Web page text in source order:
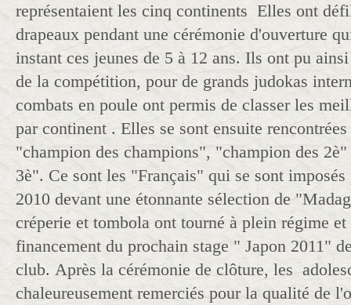
représentaient les cinq continents Elles ont
drapeaux pendant une cérémonie d'ouverture
instant ces jeunes de 5 à 12 ans. Ils ont pu
de la compétition, pour de grands judokas
combats en poule ont permis de classer les
par continent . Elles se sont ensuite
"champion des champions", "champion des
3è". Ce sont les "Français" qui se sont
2010 devant une étonnante sélection de
créperie et tombola ont tourné à plein régime
financement du prochain stage " Japon 2011"
club. Après la cérémonie de clôture, les
chaleureusement remerciés pour la qualité de